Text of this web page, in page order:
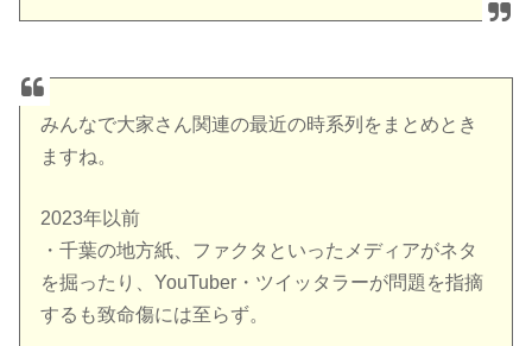
みんなで大家さん関連の最近の時系列をまとめとき
ますね。
2023年以前
・千葉の地方紙、ファクタといったメディアがネタ
を掘ったり、YouTuber・ツイッタラーが問題を指摘
するも致命傷には至らず。